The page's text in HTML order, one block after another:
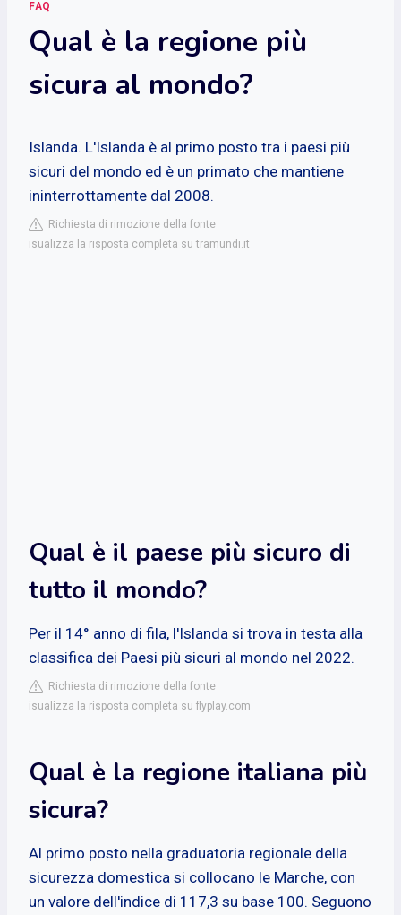
FAQ
Qual è la regione più
sicura al mondo?
Islanda. L'Islanda è al primo posto tra i paesi più
sicuri del mondo ed è un primato che mantiene
ininterrottamente dal 2008.
Richiesta di rimozione della fonte
isualizza la risposta completa su tramundi.it
Qual è il paese più sicuro di
tutto il mondo?
Per il 14° anno di fila, l'Islanda si trova in testa alla
classifica dei Paesi più sicuri al mondo nel 2022.
Richiesta di rimozione della fonte
isualizza la risposta completa su flyplay.com
Qual è la regione italiana più
sicura?
Al primo posto nella graduatoria regionale della
sicurezza domestica si collocano le Marche, con
un valore dell'indice di 117,3 su base 100. Seguono